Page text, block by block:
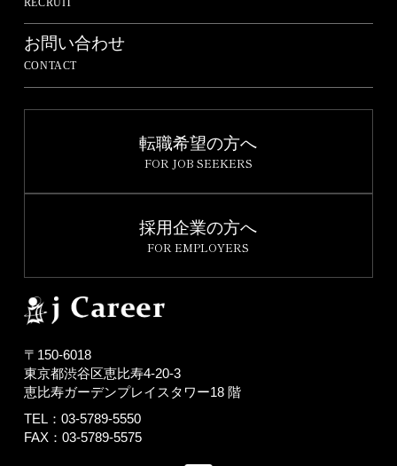
〒150-6018
東京都渋谷区恵比寿4-20-3
恵比寿ガーデンプレイスタワー18 階
TEL：03-5789-5550
FAX：03-5789-5575
RECRUIT
お問い合わせ
CONTACT
転職希望の方へ
FOR JOB SEEKERS
採用企業の方へ
FOR EMPLOYERS